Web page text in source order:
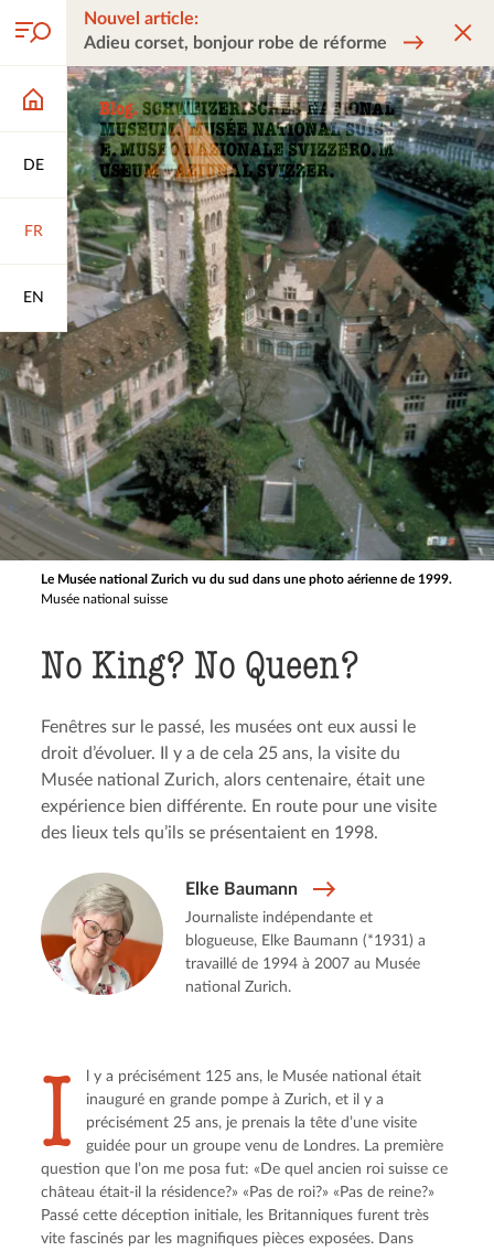
DE
FR
EN
Nouvel article:
Adieu corset, bonjour robe de réforme
Le Musée national Zurich vu du sud dans une photo aérienne de 1999.
Musée national suisse
No King? No Queen?
Fenêtres sur le passé, les musées ont eux aussi le
droit d’évoluer. Il y a de cela 25 ans, la visite du
Musée national Zurich, alors centenaire, était une
expérience bien différente. En route pour une visite
des lieux tels qu’ils se présentaient en 1998.
Elke Baumann
Journaliste indépendante et
blogueuse, Elke Baumann (*1931) a
travaillé de 1994 à 2007 au Musée
national Zurich.
I
l y a précisément 125 ans, le Musée national était
inauguré en grande pompe à Zurich, et il y a
précisément 25 ans, je prenais la tête d’une visite
guidée pour un groupe venu de Londres. La première
question que l’on me posa fut: «De quel ancien roi suisse ce
château était-il la résidence?» «Pas de roi?» «Pas de reine?»
Passé cette déception initiale, les Britanniques furent très
vite fascinés par les magnifiques pièces exposées. Dans